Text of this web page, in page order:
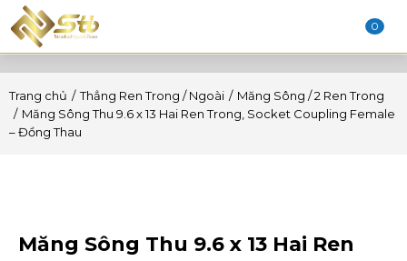
0
Trang chủ Thẳng Ren Trong / Ngoài
Măng Sông / 2 Ren Trong
Măng Sông Thu 9.6 x 13 Hai Ren Trong, Socket Coupling Female
– Đồng Thau
Măng Sông Thu 9.6 x 13 Hai Ren